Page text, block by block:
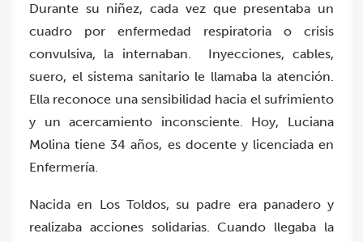
Durante su niñez, cada vez que presentaba un
cuadro por enfermedad respiratoria o crisis
convulsiva, la internaban. Inyecciones, cables,
suero, el sistema sanitario le llamaba la atención.
Ella reconoce una sensibilidad hacia el sufrimiento
y un acercamiento inconsciente. Hoy, Luciana
Molina tiene 34 años, es docente y licenciada en
Enfermería.
Nacida en Los Toldos, su padre era panadero y
realizaba acciones solidarias. Cuando llegaba la